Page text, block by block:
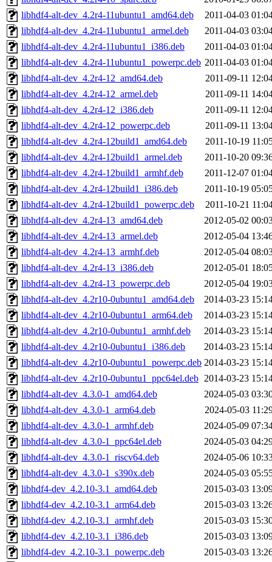
libhdf4-alt-dev_4.2r4-11ubuntu1_amd64.deb
2011-04-03
libhdf4-alt-dev_4.2r4-11ubuntu1_armel.deb
2011-04-03
libhdf4-alt-dev_4.2r4-11ubuntu1_i386.deb
2011-04-03
libhdf4-alt-dev_4.2r4-11ubuntu1_powerpc.deb 2011-04-03
libhdf4-alt-dev_4.2r4-12_amd64.deb
2011-09-11
libhdf4-alt-dev_4.2r4-12_armel.deb
2011-09-11
libhdf4-alt-dev_4.2r4-12_i386.deb
2011-09-11
libhdf4-alt-dev_4.2r4-12_powerpc.deb
2011-09-11
libhdf4-alt-dev_4.2r4-12build1_amd64.deb
2011-10-19
libhdf4-alt-dev_4.2r4-12build1_armel.deb
2011-10-20
libhdf4-alt-dev_4.2r4-12build1_armhf.deb
2011-12-07
libhdf4-alt-dev_4.2r4-12build1_i386.deb
2011-10-19
libhdf4-alt-dev_4.2r4-12build1_powerpc.deb
2011-10-21
libhdf4-alt-dev_4.2r4-13_amd64.deb
2012-05-02
libhdf4-alt-dev_4.2r4-13_armel.deb
2012-05-04
libhdf4-alt-dev_4.2r4-13_armhf.deb
2012-05-04
libhdf4-alt-dev_4.2r4-13_i386.deb
2012-05-01
libhdf4-alt-dev_4.2r4-13_powerpc.deb
2012-05-04
libhdf4-alt-dev_4.2r10-0ubuntu1_amd64.deb
2014-03-23
libhdf4-alt-dev_4.2r10-0ubuntu1_arm64.deb
2014-03-23
libhdf4-alt-dev_4.2r10-0ubuntu1_armhf.deb
2014-03-23
libhdf4-alt-dev_4.2r10-0ubuntu1_i386.deb
2014-03-23
libhdf4-alt-dev_4.2r10-0ubuntu1_powerpc.deb 2014-03-23
libhdf4-alt-dev_4.2r10-0ubuntu1_ppc64el.deb 2014-03-23
libhdf4-alt-dev_4.3.0-1_amd64.deb
2024-05-03
libhdf4-alt-dev_4.3.0-1_arm64.deb
2024-05-03
libhdf4-alt-dev_4.3.0-1_armhf.deb
2024-05-09
libhdf4-alt-dev_4.3.0-1_ppc64el.deb
2024-05-03
libhdf4-alt-dev_4.3.0-1_riscv64.deb
2024-05-06
libhdf4-alt-dev_4.3.0-1_s390x.deb
2024-05-03
libhdf4-dev_4.2.10-3.1_amd64.deb
2015-03-03
libhdf4-dev_4.2.10-3.1_arm64.deb
2015-03-03
libhdf4-dev_4.2.10-3.1_armhf.deb
2015-03-03
libhdf4-dev_4.2.10-3.1_i386.deb
2015-03-03
libhdf4-dev_4.2.10-3.1_powerpc.deb
2015-03-03